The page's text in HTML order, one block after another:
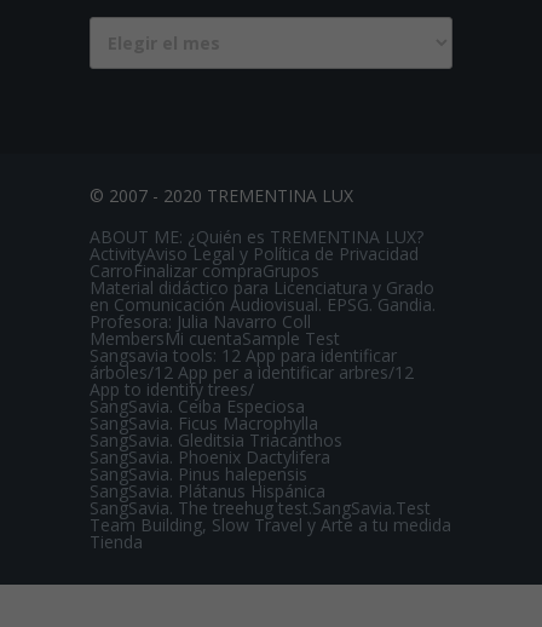
(desde
© 2007 - 2020 TREMENTINA LUX
ABOUT ME: ¿Quién es TREMENTINA LUX?
ActivityAviso Legal y Política de Privacidad
CarroFinalizar compraGrupos
Material didáctico para Licenciatura y Grado
en Comunicación Audiovisual. EPSG. Gandia.
Profesora: Julia Navarro Coll
MembersMi cuentaSample Test
Sangsavia tools: 12 App para identificar
árboles/12 App per a identificar arbres/12
App to identify trees/
SangSavia. Ceiba Especiosa
SangSavia. Ficus Macrophylla
SangSavia. Gleditsia Triacanthos
SangSavia. Phoenix Dactylifera
SangSavia. Pinus halepensis
SangSavia. Plátanus Hispánica
SangSavia. The treehug test.SangSavia.Test
Team Building, Slow Travel y Arte a tu medida
Tienda